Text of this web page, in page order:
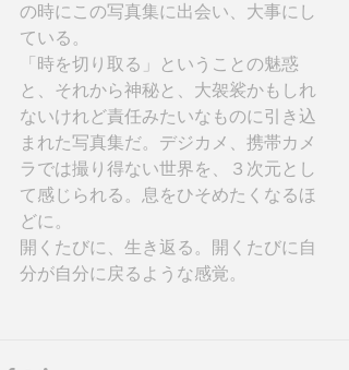
の時にこの写真集に出会い、大事にし
ている。
「時を切り取る」ということの魅惑
と、それから神秘と、大袈裟かもしれ
ないけれど責任みたいなものに引き込
まれた写真集だ。デジカメ、携帯カメ
ラでは撮り得ない世界を、３次元とし
て感じられる。息をひそめたくなるほ
どに。
開くたびに、生き返る。開くたびに自
分が自分に戻るような感覚。